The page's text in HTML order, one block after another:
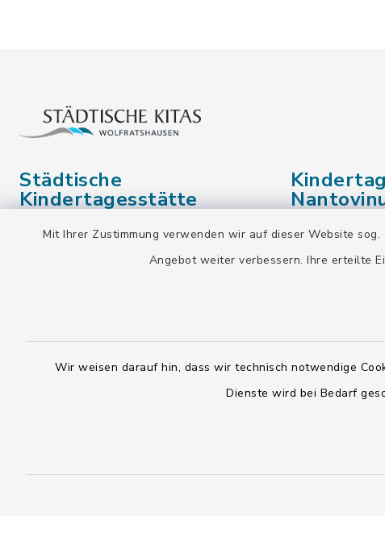
Mit Ihrer Zustimmung verwenden wir auf dieser Website
Angebot weiter verbessern. Ihre erteilte
Wir weisen darauf hin, dass wir technisch notwendige
Dienste wird bei Bedarf
Städtische
Kindertagesstätte
(Giraffenhaus)
Öffnungszeiten
Weidacher
82515
Montag bis
7.30 - 15.00